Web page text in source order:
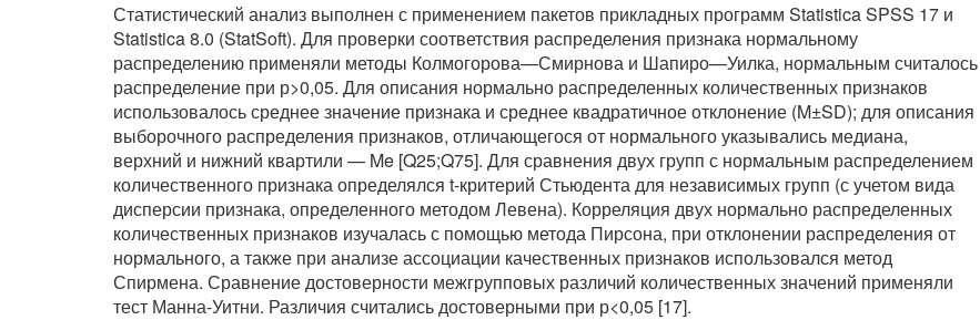
Статистический анализ выполнен с применением пакетов прикладных программ Statistica SPSS 17 и
Statistica 8.0 (StatSoft). Для проверки соответствия распределения признака нормальному
распределению применяли методы Колмогорова—Смирнова и Шапиро—Уилка, нормальным считалось
распределение при р>0,05. Для описания нормально распределенных количественных признаков
использовалось среднее значение признака и среднее квадратичное отклонение (M±SD); для описания
выборочного распределения признаков, отличающегося от нормального указывались медиана,
верхний и нижний квартили — Me [Q25;Q75]. Для сравнения двух групп с нормальным распределением
количественного признака определялся t-критерий Стьюдента для независимых групп (с учетом вида
дисперсии признака, определенного методом Левена). Корреляция двух нормально распределенных
количественных признаков изучалась с помощью метода Пирсона, при отклонении распределения от
нормального, а также при анализе ассоциации качественных признаков использовался метод
Спирмена. Сравнение достоверности межгрупповых различий количественных значений применяли
тест Манна-Уитни. Различия считались достоверными при р<0,05 [17].